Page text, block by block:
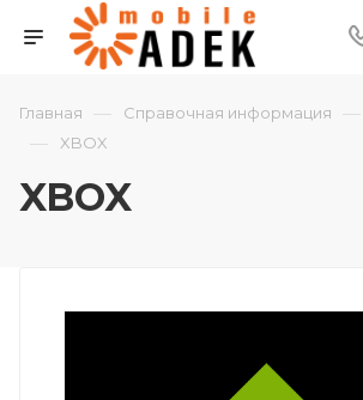
Главная — Справочная информация —
— XBOX
XBOX